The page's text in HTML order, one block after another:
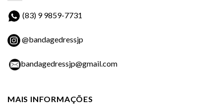
(83) 9 9859-7731
@bandagedressjp
bandagedressjp@gmail.com
MAIS INFORMAÇÕES